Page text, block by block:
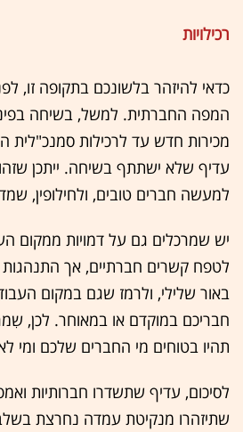
רכילויות
כדאי להיזהר בלשונכם בתקופה זו,
המפה החברתית. למשל, בשיחה
מכירות חדש עד לרכילות סמנכ"לית
עדיף שלא ישתתף בשיחה. ייתכן
למעשה חברים טובים, ולחילופין,
יש שמרכלים גם על דמויות ממקום
לטפח קשרים חברתיים, אך
באור שלילי, ולרמז שגם במקום
חבריכם במוקדם או במאוחר. לכן,
תהיו בטוחים מי החברים שלכם ומי
לסיכום, עדיף שתשדרו חברותיות
שתיזהרו מנקיטת עמדה נחרצת